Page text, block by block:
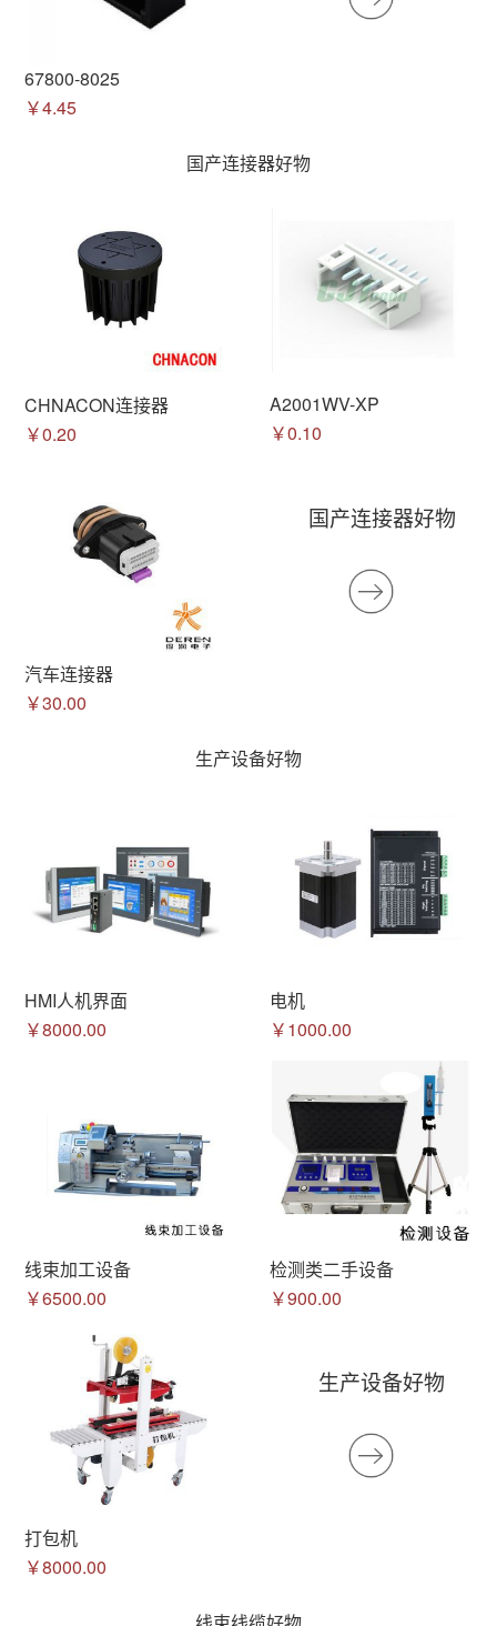
67800-8025
￥4.45
国产连接器好物
CHNACON连接器
￥0.20
A2001WV-XP
￥0.10
汽车连接器
￥30.00
国产连接器好物
生产设备好物
HMI人机界面
￥8000.00
电机
￥1000.00
线束加工设备
￥6500.00
检测类二手设备
￥900.00
打包机
￥8000.00
生产设备好物